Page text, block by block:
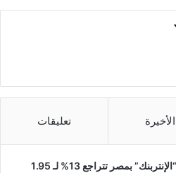
الأخيرة تعليقات
معاملات “الإنتربنك” بمصر تتراجع 13% لـ 1.95